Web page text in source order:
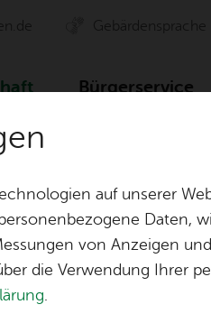
Ge­bär­den­spra­che
Bür­ger­ser­vice
Ak­ti­on
auf unserer
Daten,
von Anzeigen
die Verwendung Ihrer
.